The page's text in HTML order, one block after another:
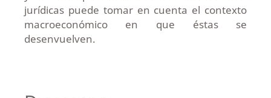
jurídicas puede tomar en cuenta el contexto
macroeconómico en que éstas se
desenvuelven.